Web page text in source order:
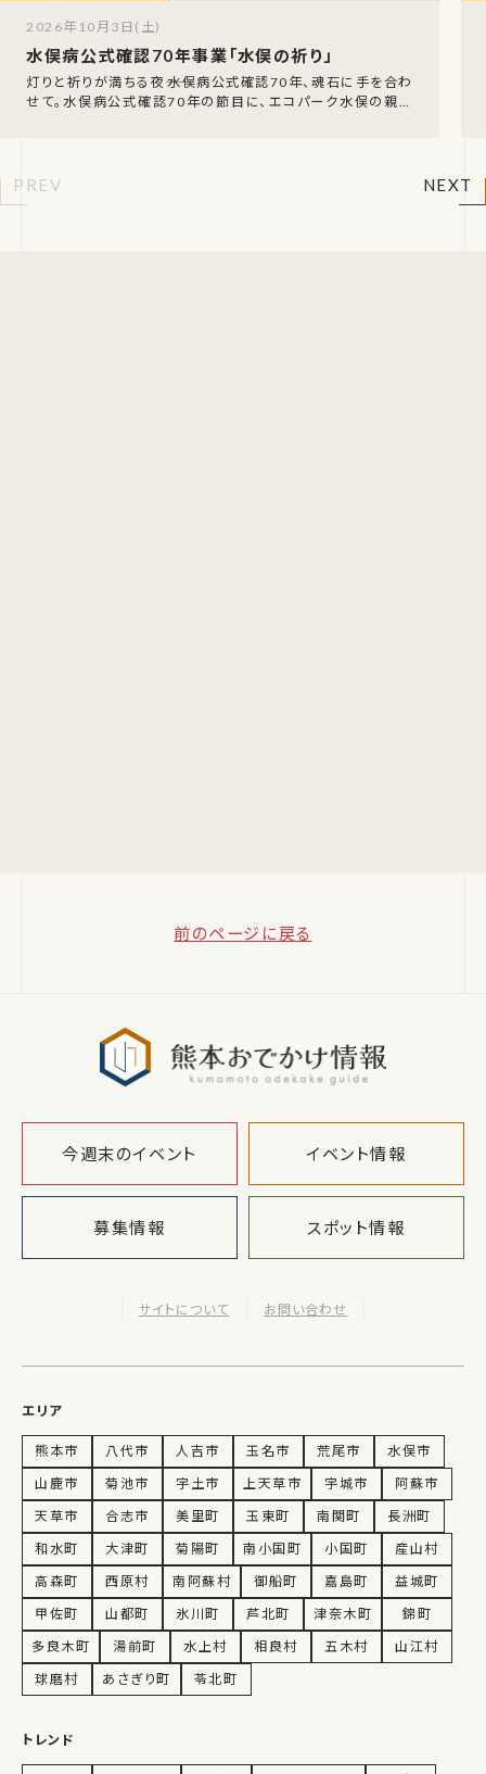
水俣病公式確認70年事業「水俣の祈り」
灯りと祈りが満ちる夜――水俣病公式確認70年、魂石に手を合わ
せて。水俣病公式確認70年の節目に、エコパーク水俣の親水
2026年10月3日(土)
PREV NEXT
前のページに戻る
今週末のイベント イベント情報
募集情報 スポット情報
サイトについて お問い合わせ
エリア
熊本市 八代市 人吉市 玉名市 荒尾市
水俣市
山鹿市
菊池市 宇土市 上天草市 宇城市
阿蘇市
天草市
合志市 美里町 玉東町 南関町
長洲町
和水町
大津町 菊陽町 南小国町 小国町
産山村
高森町
西原村 南阿蘇村 御船町 嘉島町
益城町
甲佐町
山都町 氷川町 芦北町 津奈木町
錦町
多良木町
湯前町 水上村 相良村 五木村
山江村
球磨村
あさぎり町 苓北町
トレンド